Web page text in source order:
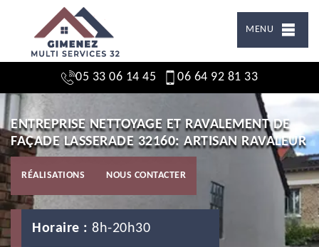
MENU
05 33 06 14 45 06 64 92 81 33
ENTREPRISE NETTOYAGE ET RAVALEMENT DE
FAÇADE LASSERADE 32160: ARTISAN RAVALEUR
RÉALISATIONS NOUS CONTACTER
Horaire : 8h-20h30